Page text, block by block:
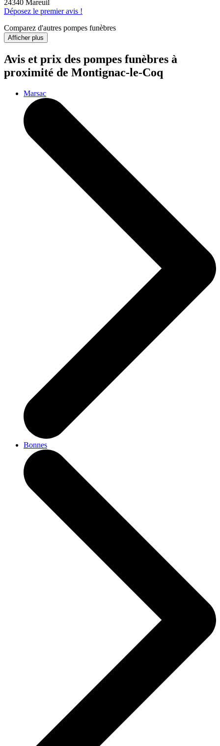
24340 Mareuil
Déposez le premier avis !
Comparez d'autres pompes funèbres
Afficher plus
Avis et prix des pompes funèbres à
proximité de Montignac-le-Coq
Marsac
Bonnes